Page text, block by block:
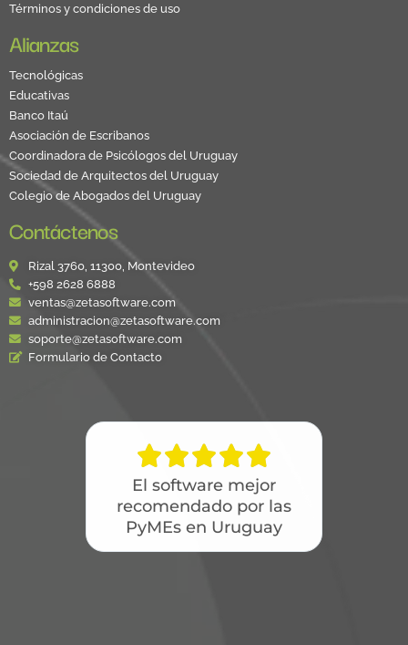
Términos y condiciones de uso
Alianzas
Tecnológicas
Educativas
Banco Itaú
Asociación de Escribanos
Coordinadora de Psicólogos del Uruguay
Sociedad de Arquitectos del Uruguay
Colegio de Abogados del Uruguay
Contáctenos
Rizal 3760, 11300, Montevideo
+598 2628 6888
ventas@zetasoftware.com
administracion@zetasoftware.com
soporte@zetasoftware.com
Formulario de Contacto

El software mejor
recomendado por las
PyMEs en Uruguay